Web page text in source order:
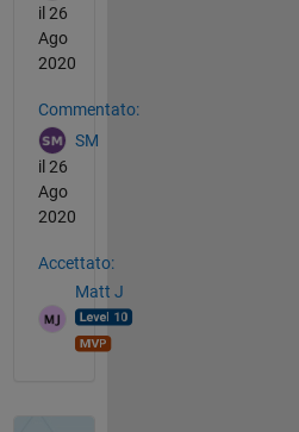
il 26
Ago
2020
Commentato:
SM
il 26
Ago
2020
Accettato:
Matt J